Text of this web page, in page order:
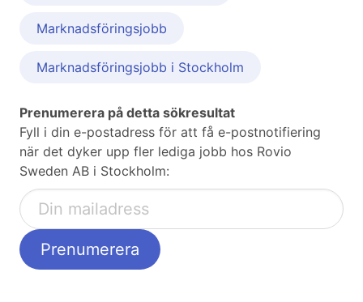
Marknadsföringsjobb
Marknadsföringsjobb i Stockholm
Prenumerera på detta sökresultat
Fyll i din e-postadress för att få e-postnotifiering
när det dyker upp fler lediga jobb hos Rovio
Sweden AB i Stockholm: